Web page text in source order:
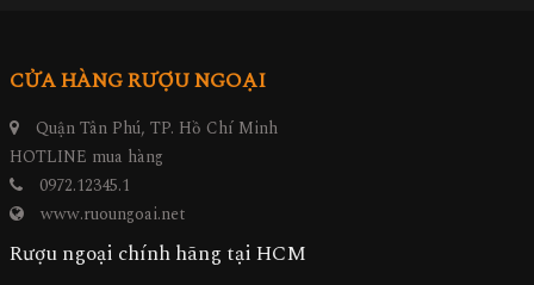
CỬA HÀNG RƯỢU NGOẠI
Quận Tân Phú, TP. Hồ Chí Minh
HOTLINE mua hàng
0972.12345.1
www.ruoungoai.net
Rượu ngoại chính hãng tại HCM